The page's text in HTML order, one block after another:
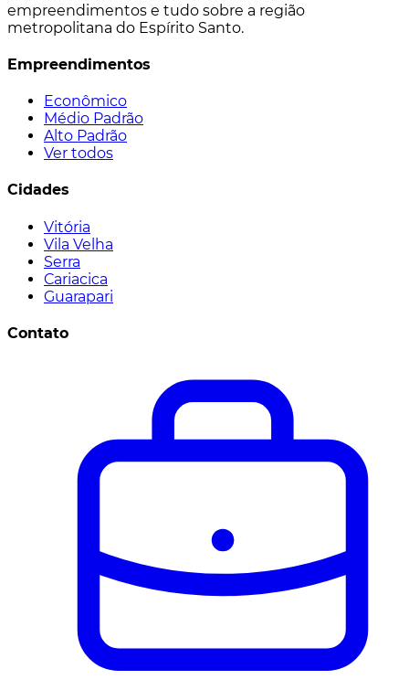
empreendimentos e tudo sobre a região
metropolitana do Espírito Santo.
Empreendimentos
Econômico
Médio Padrão
Alto Padrão
Ver todos
Cidades
Vitória
Vila Velha
Serra
Cariacica
Guarapari
Contato